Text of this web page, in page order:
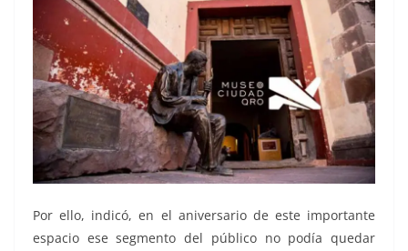
Por ello, indicó, en el aniversario de este importante
espacio ese segmento del público no podía quedar